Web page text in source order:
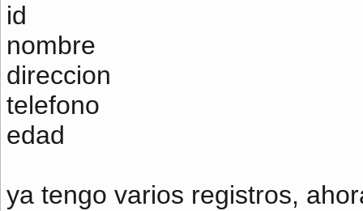
id
nombre
direccion
telefono
edad
ya tengo varios registros,